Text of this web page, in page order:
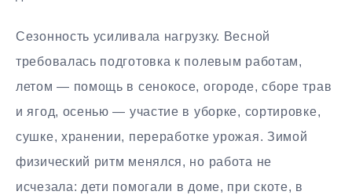
Сезонность усиливала нагрузку. Весной
требовалась подготовка к полевым работам,
летом — помощь в сенокосе, огороде, сборе трав
и ягод, осенью — участие в уборке, сортировке,
сушке, хранении, переработке урожая. Зимой
физический ритм менялся, но работа не
исчезала: дети помогали в доме, при скоте, в